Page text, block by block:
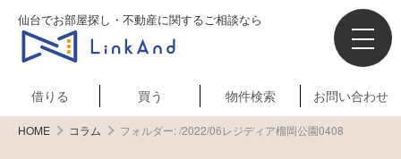
仙台でお部屋探し・不動産に関するご相談なら
借りる 買う 物件検索 お問い合わせ
HOME コラム フォルダー:/2022/06レジディア榴岡公園0408